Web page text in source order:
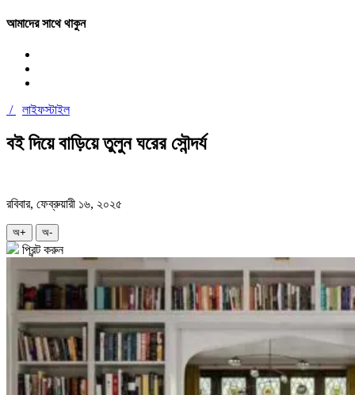
আমাদের সাথে থাকুন
/ লাইফস্টাইল
বই দিয়ে বাড়িয়ে তুলুন ঘরের সৌন্দর্য
রবিবার, ফেব্রুয়ারী ১৬, ২০২৫
অ+ অ-
প্রিন্ট করুন